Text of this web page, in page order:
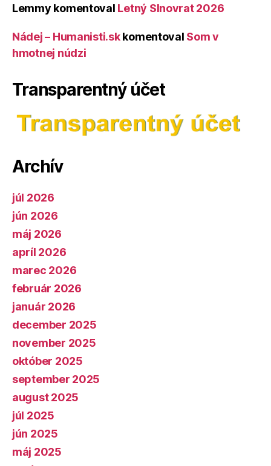
Lemmy komentoval Letný Slnovrat 2026
Nádej – Humanisti.skkomentoval Som v
hmotnej núdzi
Transparentný účet
Archív
júl 2026
jún 2026
máj 2026
apríl 2026
marec 2026
február 2026
január 2026
december 2025
november 2025
október 2025
september 2025
august 2025
júl 2025
jún 2025
máj 2025